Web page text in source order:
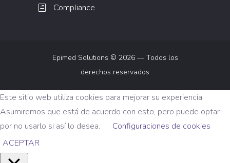
Compliance
Epimed Solutions © 2026 — Todos los
derechos reservados
Este sitio web utiliza cookies para mejorar su experiencia.
Asumiremos que está de acuerdo con esto, pero puede optar
por no usarlo si así lo desea.
Configuraciones de cookies
ACEPTAR